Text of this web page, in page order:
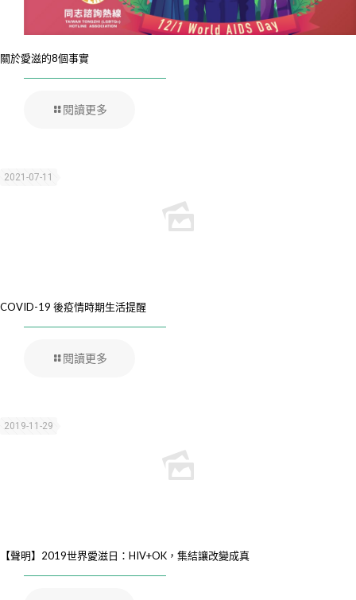
關於愛滋的8個事實
閱讀更多
2021-07-11
COVID-19 後疫情時期生活提醒
閱讀更多
2019-11-29
【聲明】2019世界愛滋日：HIV+OK，集結讓改變成真